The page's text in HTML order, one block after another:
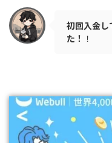
初回入金
た！ ！